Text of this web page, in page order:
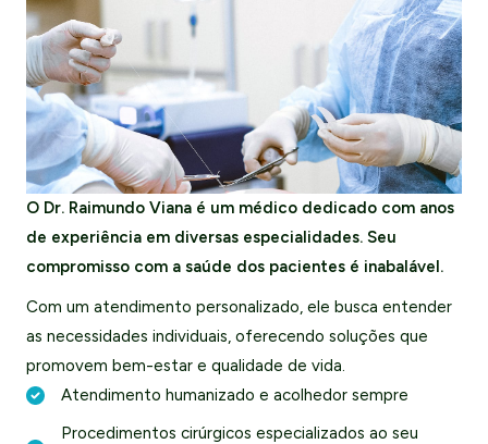
O Dr. Raimundo Viana é um médico dedicado com anos
de experiência em diversas especialidades. Seu
compromisso com a saúde dos pacientes é inabalável.
Com um atendimento personalizado, ele busca entender
as necessidades individuais, oferecendo soluções que
promovem bem-estar e qualidade de vida.
Atendimento humanizado e acolhedor sempre
Procedimentos cirúrgicos especializados ao seu